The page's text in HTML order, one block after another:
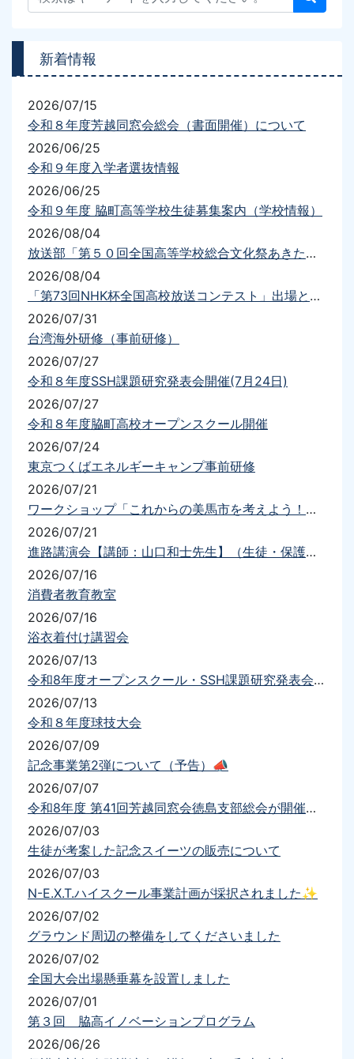
新着情報
2026/07/15
令和８年度芳越同窓会総会（書面開催）について
2026/06/25
令和９年度入学者選抜情報
2026/06/25
令和９年度 脇町高等学校生徒募集案内（学校情報）
2026/08/04
放送部「第５０回全国高等学校総合文化祭あきた総文2026放送部門」出場について
2026/08/04
「第73回NHK杯全国高校放送コンテスト」出場と結果について
2026/07/31
台湾海外研修（事前研修）
2026/07/27
令和８年度SSH課題研究発表会開催(7月24日)
2026/07/27
令和８年度脇町高校オープンスクール開催
2026/07/24
東京つくばエネルギーキャンプ事前研修
2026/07/21
ワークショップ「これからの美馬市を考えよう！！」
2026/07/21
進路講演会【講師：山口和士先生】（生徒・保護者）を実施しました
2026/07/16
消費者教育教室
2026/07/16
浴衣着付け講習会
2026/07/13
令和8年度オープンスクール・SSH課題研究発表会について（要項・送迎）
2026/07/13
令和８年度球技大会
2026/07/09
記念事業第2弾について（予告）📣
2026/07/07
令和8年度 第41回芳越同窓会徳島支部総会が開催されました
2026/07/03
生徒が考案した記念スイーツの販売について
2026/07/03
N-E.X.T.ハイスクール事業計画が採択されました✨
2026/07/02
グラウンド周辺の整備をしてくださいました
2026/07/02
全国大会出場懸垂幕を設置しました
2026/07/01
第３回 脇高イノベーションプログラム
2026/06/26